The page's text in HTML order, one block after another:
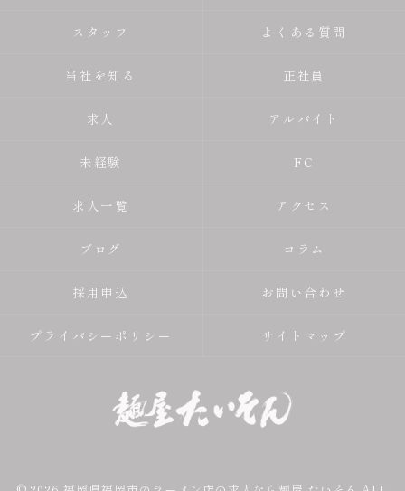
スタッフ よくある質問
当社を知る 正社員
求人 アルバイト
未経験 FC
求人一覧 アクセス
ブログ コラム
採用申込 お問い合わせ
プライバシーポリシー サイトマップ